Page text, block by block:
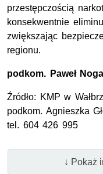
przestępczością
konsekwentnie
zwiększając
regionu.
podkom. Paweł Noga
Źródło: KMP w
podkom. Agnieszka
tel. 604 426 995
↓ Pokaż